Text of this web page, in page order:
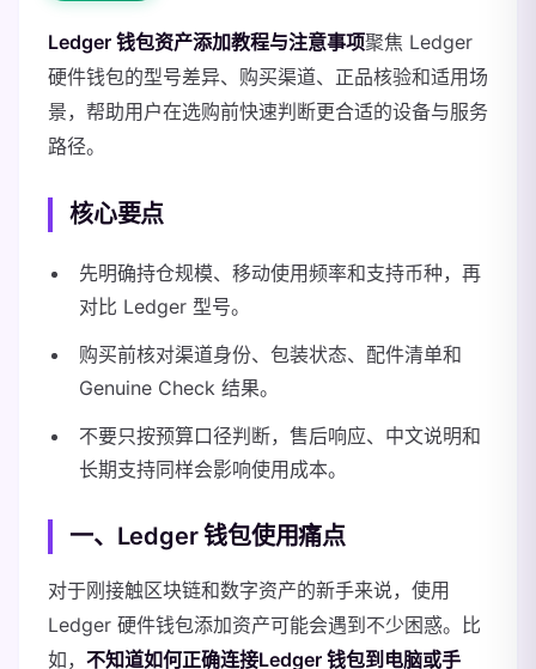
Ledger 钱包资产添加教程与注意事项聚焦 Ledger
硬件钱包的型号差异、购买渠道、正品核验和适用场
景，帮助用户在选购前快速判断更合适的设备与服务
路径。
核心要点
先明确持仓规模、移动使用频率和支持币种，再
对比 Ledger 型号。
购买前核对渠道身份、包装状态、配件清单和
Genuine Check 结果。
不要只按预算口径判断，售后响应、中文说明和
长期支持同样会影响使用成本。
一、Ledger 钱包使用痛点
对于刚接触区块链和数字资产的新手来说，使用
Ledger 硬件钱包添加资产可能会遇到不少困惑。比
如， 不知道如何正确连接Ledger 钱包到电脑或手